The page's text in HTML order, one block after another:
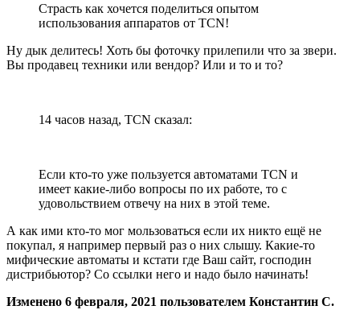
Страсть как хочется поделиться опытом
использования аппаратов от TCN!
Ну дык делитесь! Хоть бы фоточку прилепили что за звери.
Вы продавец техники или вендор? Или и то и то?
14 часов назад, TCN сказал:
Если кто-то уже пользуется автоматами TCN и
имеет какие-либо вопросы по их работе, то с
удовольствием отвечу на них в этой теме.
А как ими кто-то мог мользоваться если их никто ещё не
покупал, я например первый раз о них слышу. Какие-то
мифические автоматы и кстати где Ваш сайт, господин
дистрибьютор? Со ссылки него и надо было начинать!
Изменено 6 февраля, 2021 пользователем Константин С.